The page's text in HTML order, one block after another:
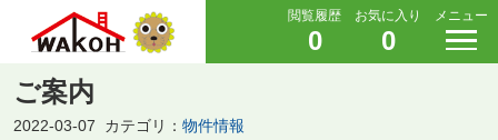
閲覧履歴
0
お気に入り
0
メニュー
ご案内
2022-03-07 カテゴリ： 物件情報